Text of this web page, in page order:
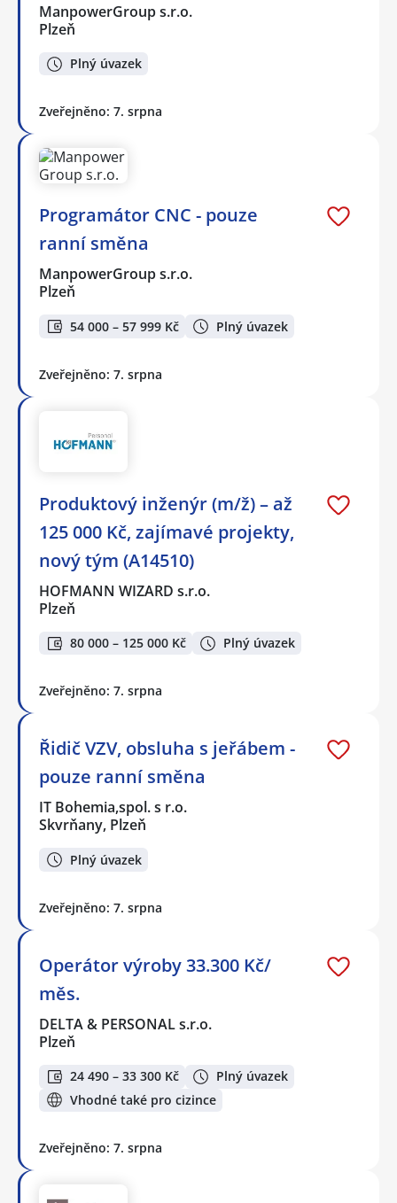
ManpowerGroup s.r.o.
Plzeň
Plný úvazek
Zveřejněno: 7. srpna
Programátor CNC - pouze
ranní směna
ManpowerGroup s.r.o.
Plzeň
54 000 – 57 999 Kč Plný úvazek
Zveřejněno: 7. srpna
Produktový inženýr (m/ž) – až
125 000 Kč, zajímavé projekty,
nový tým (A14510)
HOFMANN WIZARD s.r.o.
Plzeň
80 000 – 125 000 Kč Plný úvazek
Zveřejněno: 7. srpna
Řidič VZV, obsluha s jeřábem -
pouze ranní směna
IT Bohemia,spol. s r.o.
Skvrňany, Plzeň
Plný úvazek
Zveřejněno: 7. srpna
Operátor výroby 33.300 Kč/
měs.
DELTA & PERSONAL s.r.o.
Plzeň
24 490 – 33 300 Kč
Plný úvazek
Vhodné také pro cizince
Zveřejněno: 7. srpna